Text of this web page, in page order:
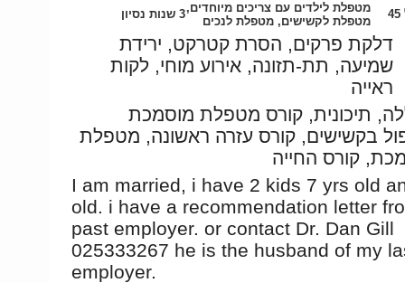
מטפלת לילדים עם צריכים מיוחדים,
מטפלת לקשישים, מטפלת לנכים
3 שנות נסיון
דלקת פרקים, הסרת קטרקט, ירידת
שמיעה, תת-תזונה, אירוע מוחי, לקות
ראייה
תיכונית, קורס מטפלת מוסמכת
בקשישים, קורס עזרה ראשונה, מטפלת
קורס החייה
I am married, i have 2 kids 7 yrs old
old. i have a recommendation letter
past employer. or contact Dr. Dan Gill
025333267 he is the husband of my
employer.